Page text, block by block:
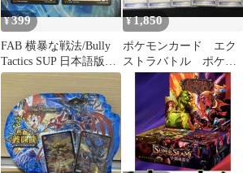
¥399
FAB 横暴な戦法/Bully
Tactics SUP 日本語版2
枚
¥1,850
ポケモンカード エク
ストラバトル ポケモ
ンのどうぐ まとめ売